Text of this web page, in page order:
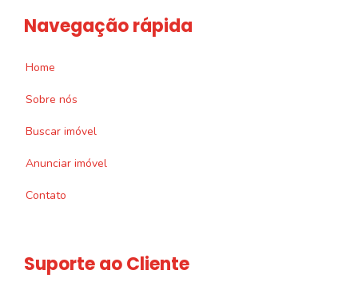
Navegação rápida
Home
Sobre nós
Buscar imóvel
Anunciar imóvel
Contato
Suporte ao Cliente